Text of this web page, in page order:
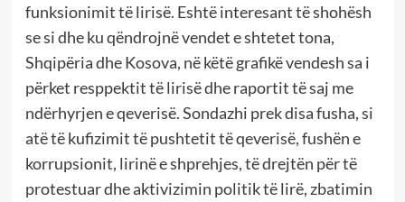
funksionimit të lirisë. Eshtë interesant të shohësh
se si dhe ku qëndrojnë vendet e shtetet tona,
Shqipëria dhe Kosova, në këtë grafikë vendesh sa i
përket resppektit të lirisë dhe raportit të saj me
ndërhyrjen e qeverisë. Sondazhi prek disa fusha, si
atë të kufizimit të pushtetit të qeverisë, fushën e
korrupsionit, lirinë e shprehjes, të drejtën për të
protestuar dhe aktivizimin politik të lirë, zbatimin